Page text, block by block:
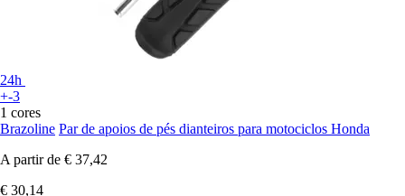
24h
+-3
1 cores
Brazoline Par de apoios de pés dianteiros para motociclos Honda
A partir de € 37,42
€ 30,14